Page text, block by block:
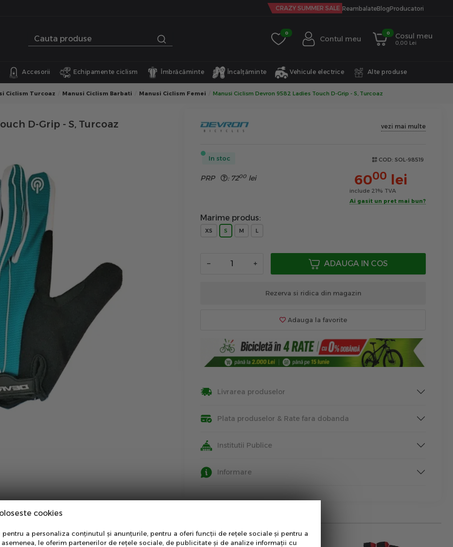
CRAZY SUMMER SALE ReambalateBlogProducatori
0
Contul meu
0 Cosul meu
0,00 Lei
Accesorii Echipamente ciclism Îmbrăcăminte Încalțăminte Vehicule electrice Alte produse
Ciclism Turcoaz Manusi Ciclism Barbati Manusi Ciclism Femei Manusi Ciclism Devron 9582 Ladies Touch D-Grip - S, Turcoaz
D-Grip - S, Turcoaz vezi mai multe
In stoc COD: SOL-98519
PRP : 7200 lei 6000 lei
include 21% TVA
Ai gasit un pret mai bun?
Marime produs:
XS S M L
− + ADAUGA IN COS
Rezerva si ridica din magazin
Adauga la favorite
Livrarea produselor
Plata produselor & Rate fara dobanda
Institutii Publice
Informare
cookies
a personaliza conținutul și anunțurile, pentru a oferi funcții de rețele sociale și pentru a
le oferim partenerilor de rețele sociale, de publicitate și de analize informații cu
Newsletter